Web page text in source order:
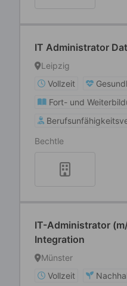
IT Administrator
Leipzig
Vollzeit
Fort- und
Bechtle
IT-Administrator
Integration
Münster
Vollzeit